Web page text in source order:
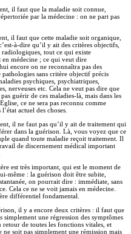
il faut que la maladie soit connue,
par la médecine : on ne part pas
il faut que cette maladie soit organique,
à-dire qu’il y ait des critères objectifs,
tout ce qui existe
en médecine ; ce qui veut dire
encore on ne reconnaîtra pas des
pathologies sans critère objectif précis
psychiques, psychiatriques,
nerveuses etc. Cela ne veut pas dire que
guérir de ces maladies-là, mais dans les
ce ne sera pas reconnu comme
actuel des choses.
il ne faut pas qu’il y ait de traitement qui
dans la guérison. Là, vous voyez que ce
quand toute maladie reçoit traitement. Il
de discernement médical important
est très important, qui est le moment de
même : la guérison doit être subite,
on pourrait dire : immédiate, sans
Cela ce ne se voit jamais en médecine.
différentiel fonda­mental.
il y a encore deux critères : il faut que
simplement une régression des symptômes
retour de toutes les fonctions vitales, et
ne soit pas simplement une rémission mais